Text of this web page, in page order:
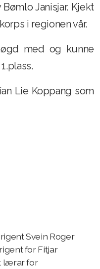
Janisjar. Kjekt
i regionen vår.
med og kunne
Lie Koppang som
Svein Roger
for Fitjar
lærar for